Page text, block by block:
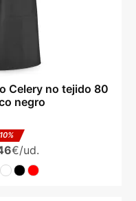
Celery no tejido 80
negro
€/ud.